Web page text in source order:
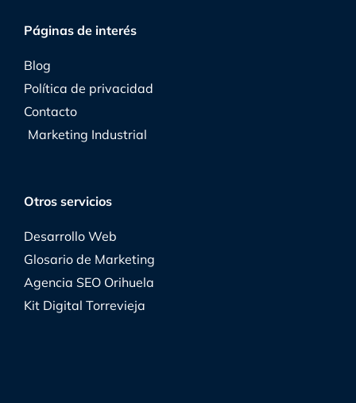
Otros servicios
Desarrollo Web
Glosario de Marketing
Agencia SEO Orihuela
Kit Digital Torrevieja
Páginas de interés
Blog
Política de privacidad
Contacto
Marketing Industrial